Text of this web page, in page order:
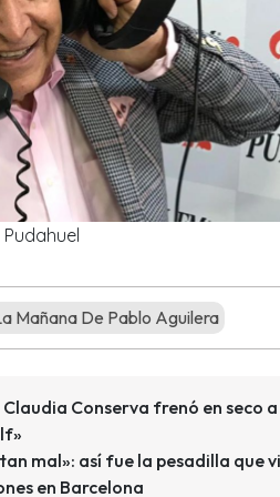
Mañana De Pablo Aguilera
Conserva frenó en seco a
mal»: así fue la pesadilla que
en Barcelona